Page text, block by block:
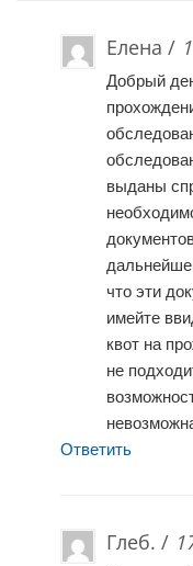
Елена /
Добрый
выданы
что эти
имейте
квот на
не
Ответить
Глеб. /